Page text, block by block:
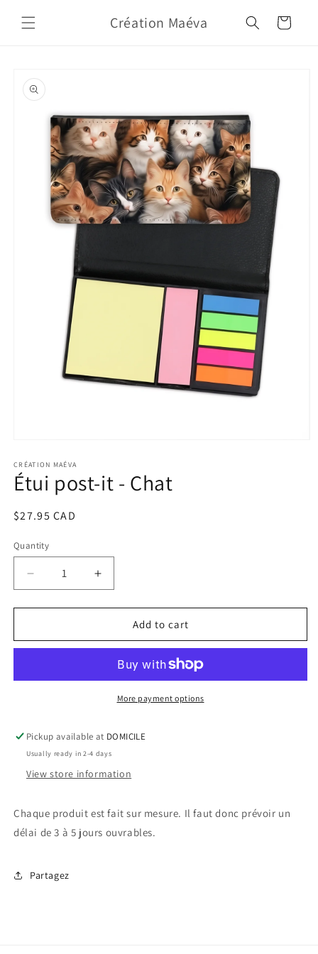
content
Création Maéva Cart
product
information
1
in
modal
CRÉATION MAÉVA
Étui post-it - Chat
Regular
$27.95 CAD
Quantity
Decrease
quantity
for
post-
Chat
Increase
quantity
for
post-
Chat
Add to cart
More payment options
Pickup available at DOMICILE
Usually ready in 2-4 days
View store information
Chaque produit est fait sur mesure. Il faut donc prévoir un
délai de 3 à 5 jours ouvrables.
Partagez